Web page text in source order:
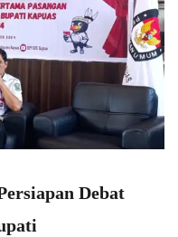
Debat